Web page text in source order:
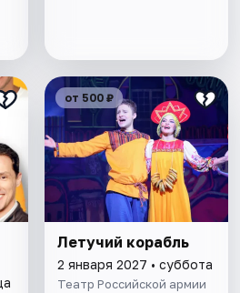
от 500 ₽
Летучий корабль
2 января 2027 • суббота
Театр Российской армии